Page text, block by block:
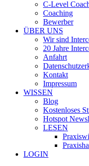
C-Level
Coaching
Bewerber
ÜBER UNS
Wir sind
20 Jahre
Anfahrt
Kontakt
Impressum
WISSEN
Blog
Kostenloses
Hotspot
LESEN
LOGIN